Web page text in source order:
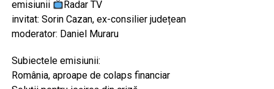
emisiunii
Radar TV
invitat: Sorin Cazan, ex-consilier județean
moderator: Daniel Muraru
Subiectele emisiunii:
România, aproape de colaps financiar